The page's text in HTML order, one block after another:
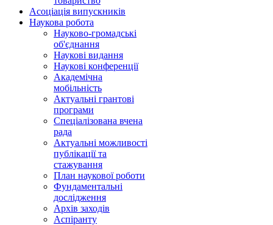
Асоціація випускників
Наукова робота
Науково-громадські
об'єднання
Наукові видання
Наукові конференції
Академічна
мобільність
Актуальні грантові
програми
Спеціалізована вчена
рада
Актуальні можливості
публікації та
стажування
План наукової роботи
Фундаментальні
дослідження
Архів заходів
Аспіранту